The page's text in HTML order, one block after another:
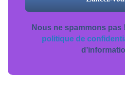
Nous ne spammons pas
politique de